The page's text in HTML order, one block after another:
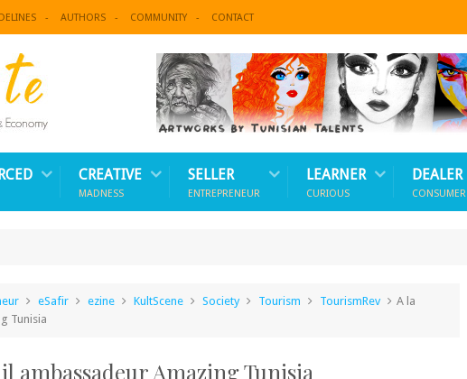
AUTHORS COMMUNITY CONTACT
CREATIVE
MADNESS
SELLER
ENTREPRENEUR
LEARNER
CURIOUS
DEALER
CONSUMER
eSafir ezine KultScene Society Tourism TourismRev
A la
Tunisia
ambassadeur Amazing Tunisia